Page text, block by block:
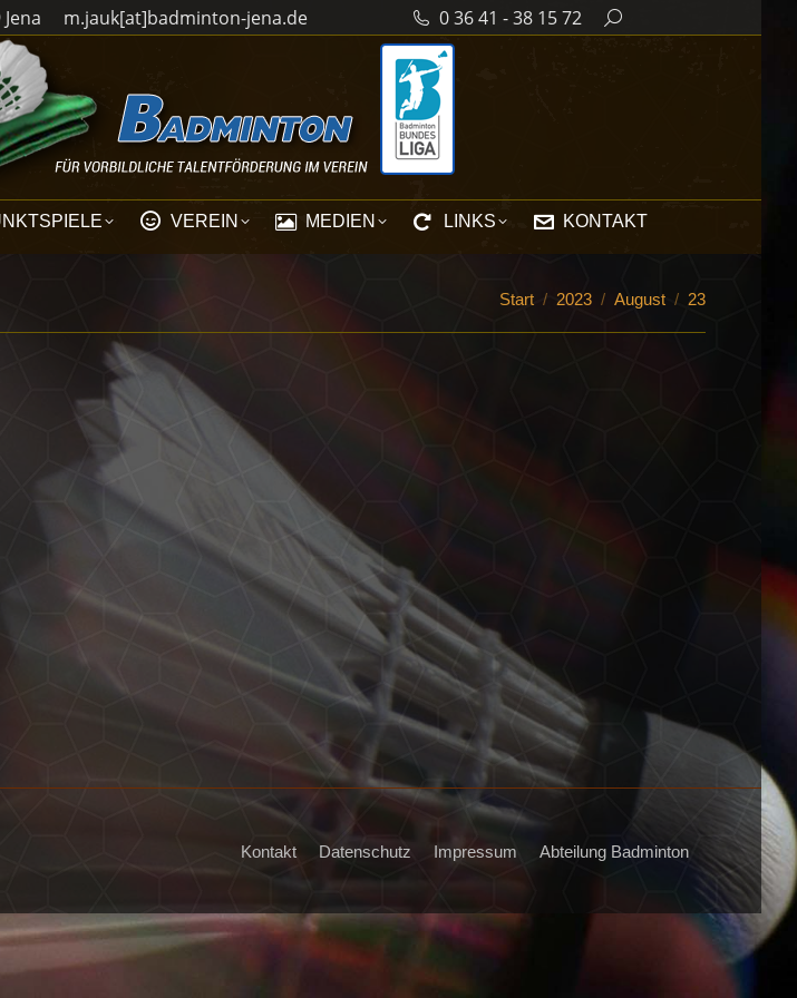
m.jauk[at]badminton-jena.de 0 36 41 - 38 15 72 Search:
VEREIN MEDIEN LINKS KONTAKT
Sie befinden sich hier:
Start 2023 August 23
Kontakt Datenschutz Impressum Abteilung Badminton